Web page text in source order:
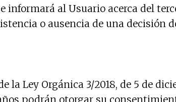
informará al Usuario acerca del
o ausencia de una decisión
la Ley Orgánica 3/2018, de 5 de
podrán otorgar su